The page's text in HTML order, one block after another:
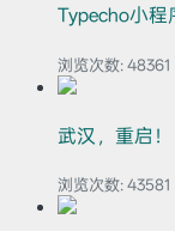
Typecho小程
浏览次数: 48361
武汉，重启！
浏览次数: 43581